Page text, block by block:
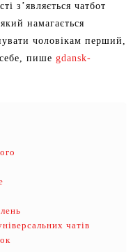
з’являється чатбот
намагається
чоловікам перший,
пише gdansk-
чатів